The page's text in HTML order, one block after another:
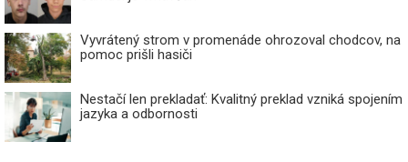
Vyvrátený strom v promenáde ohrozoval chodcov, na
pomoc prišli hasiči
Nestačí len prekladať: Kvalitný preklad vzniká spojením
jazyka a odbornosti